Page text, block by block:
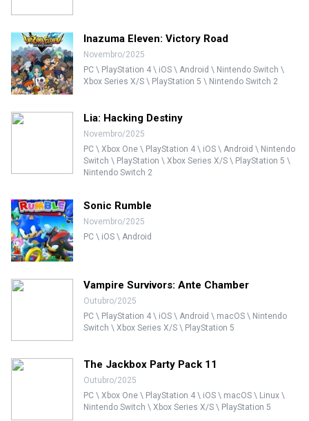
Inazuma Eleven: Victory Road
Novembro/2025
PC \ PlayStation 4 \ iOS \ Android \ Nintendo Switch \
Xbox Series X/S \ PlayStation 5 \ Nintendo Switch 2
Lia: Hacking Destiny
Novembro/2025
PC \ Xbox One \ PlayStation 4 \ iOS \ Android \ Nintendo
Switch \ PlayStation \ Xbox Series X/S \ PlayStation 5 \
Nintendo Switch 2
Sonic Rumble
Novembro/2025
PC \ iOS \ Android
Vampire Survivors: Ante Chamber
Outubro/2025
PC \ PlayStation 4 \ iOS \ Android \ macOS \ Nintendo
Switch \ Xbox Series X/S \ PlayStation 5
The Jackbox Party Pack 11
Outubro/2025
PC \ Xbox One \ PlayStation 4 \ iOS \ macOS \ Linux \
Nintendo Switch \ Xbox Series X/S \ PlayStation 5